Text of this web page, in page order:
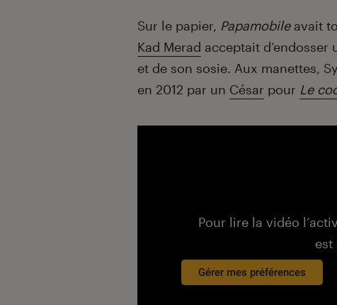
Introduction
Sur le papier, Papamobileavait
Kad Merad acceptait
et de son sosie. Aux manettes,
en 2012 par un César pour Le
Pour lire la vidéo
est
Gérer mes préférences